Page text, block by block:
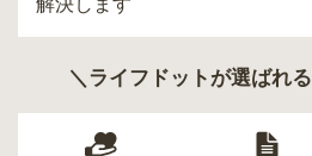
解決します
＼ライフドットが選ばれる